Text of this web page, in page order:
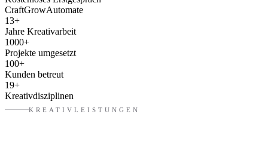
CraftGrowAutomate
13+
Jahre Kreativarbeit
1000+
Projekte umgesetzt
100+
Kunden betreut
19+
Kreativdisziplinen
KREATIVLEISTUNGEN